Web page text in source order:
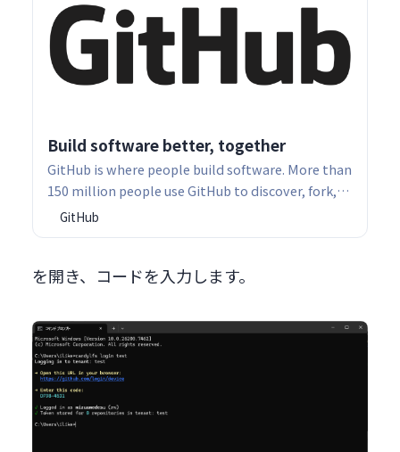
Build software better, together
GitHub is where people build software. More than
150 million people use GitHub to discover, fork,
and contribute to over 420 million projects.
GitHub
を開き、コードを入力します。